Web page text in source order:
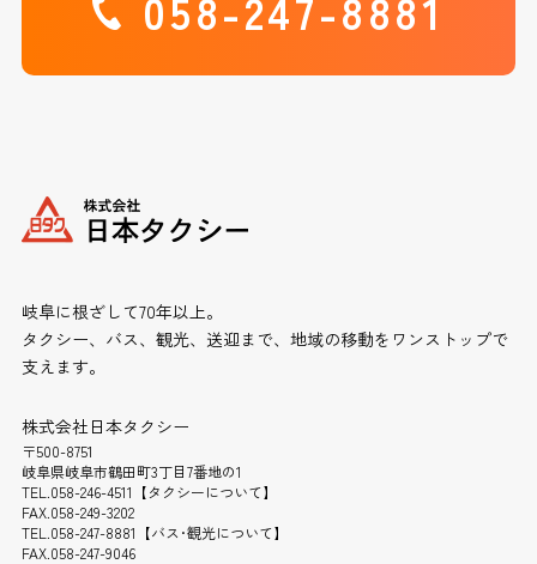
岐阜に根ざして70年以上。
タクシー、バス、観光、送迎まで、地域の移動をワンストップで
支えます。
株式会社日本タクシー
〒500-8751
岐阜県岐阜市鶴田町3丁目7番地の1
TEL.058-246-4511【タクシーについて】
FAX.058-249-3202
TEL.058-247-8881【バス･観光について】
FAX.058-247-9046